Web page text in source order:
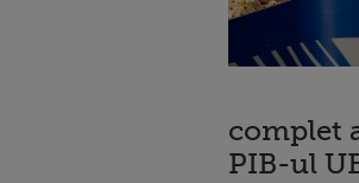
complet
PIB-ul